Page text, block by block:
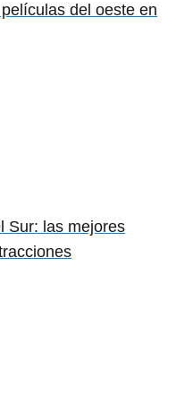
del oeste en
Sur: las mejores